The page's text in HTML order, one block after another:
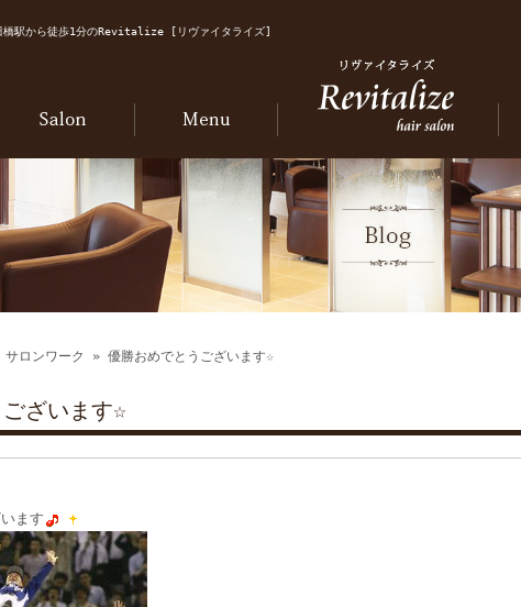
橋駅から徒歩1分のRevitalize [リヴァイタライズ]
サロンワーク » 優勝おめでとうございます☆
ざいます☆
ます